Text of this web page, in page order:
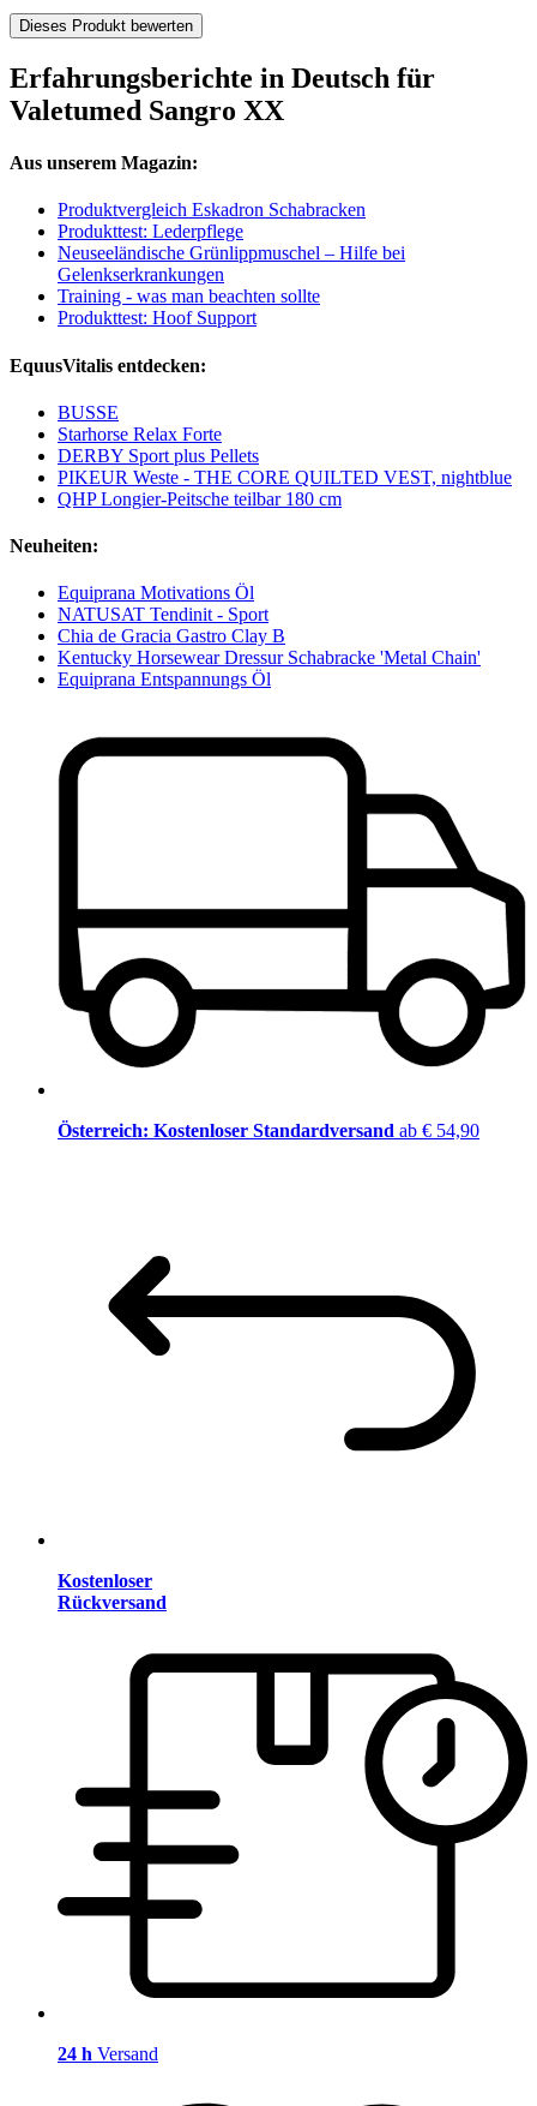
Dieses Produkt bewerten
Erfahrungsberichte in Deutsch für
Valetumed Sangro XX
Aus unserem Magazin:
Produktvergleich Eskadron Schabracken
Produkttest: Lederpflege
Neuseeländische Grünlippmuschel – Hilfe bei
Gelenkserkrankungen
Training - was man beachten sollte
Produkttest: Hoof Support
EquusVitalis entdecken:
BUSSE
Starhorse Relax Forte
DERBY Sport plus Pellets
PIKEUR Weste - THE CORE QUILTED VEST, nightblue
QHP Longier-Peitsche teilbar 180 cm
Neuheiten:
Equiprana Motivations Öl
NATUSAT Tendinit - Sport
Chia de Gracia Gastro Clay B
Kentucky Horsewear Dressur Schabracke 'Metal Chain'
Equiprana Entspannungs Öl
Österreich: Kostenloser Standardversand ab € 54,90
Kostenloser
Rückversand
24 h Versand